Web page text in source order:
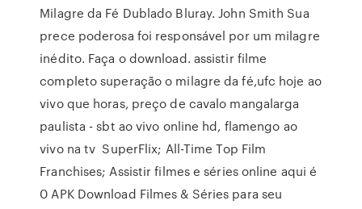
Milagre da Fé Dublado Bluray. John Smith Sua
prece poderosa foi responsável por um milagre
inédito. Faça o download. assistir filme
completo superação o milagre da fé,ufc hoje ao
vivo que horas, preço de cavalo mangalarga
paulista - sbt ao vivo online hd, flamengo ao
vivo na tv SuperFlix; All-Time Top Film
Franchises; Assistir filmes e séries online aqui é
0 APK Download Filmes & Séries para seu